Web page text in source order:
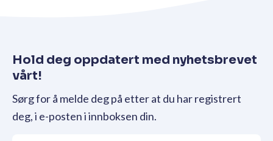
Hold deg oppdatert med nyhetsbrevet
vårt!
Sørg for å melde deg på etter at du har registrert
deg, i e-posten i innboksen din.